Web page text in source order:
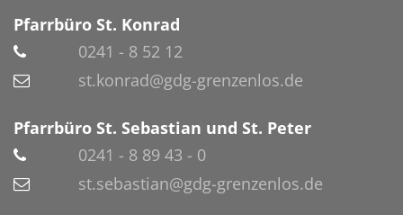
Pfarrbüro St. Konrad
0241 - 8 52 12
st.konrad@gdg-grenzenlos.de
Pfarrbüro St. Sebastian und St. Peter
0241 - 8 89 43 - 0
st.sebastian@gdg-grenzenlos.de